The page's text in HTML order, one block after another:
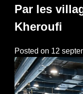
Par les
Kheroufi
Posted on 12